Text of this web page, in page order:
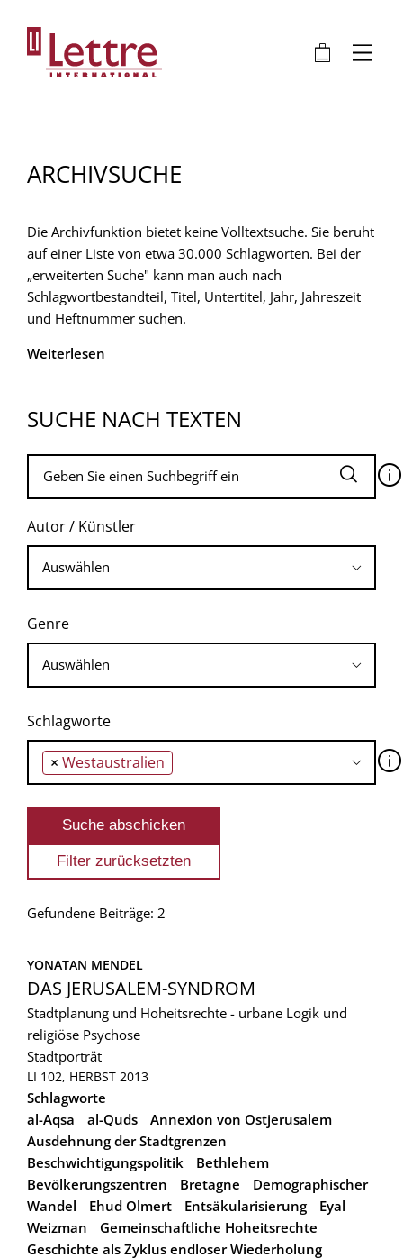
Inhalt
🛍 ⋮
ARCHIVSUCHE
Die Archivfunktion bietet keine Volltextsuche. Sie beruht
auf einer Liste von etwa 30.000 Schlagworten. Bei der
„erweiterten Suche" kann man auch nach
Schlagwortbestandteil, Titel, Untertitel, Jahr, Jahreszeit
und Heftnummer suchen.
Weiterlesen
SUCHE NACH TEXTEN
🛈
Autor / Künstler
Genre
Schlagworte
× Westaustralien 🛈
Gefundene Beiträge: 2
YONATAN MENDEL
DAS JERUSALEM-SYNDROM
Stadtplanung und Hoheitsrechte - urbane Logik und
religiöse Psychose
Stadtporträt
LI 102, HERBST 2013
Schlagworte
al-Aqsa
al-Quds
Annexion von Ostjerusalem
Ausdehnung der Stadtgrenzen
Beschwichtigungspolitik
Bethlehem
Bevölkerungszentren
Bretagne
Demographischer
Wandel
Ehud Olmert Entsäkularisierung
Eyal
Weizman
Gemeinschaftliche Hoheitsrechte
Geschichte als Zyklus endloser Wiederholung